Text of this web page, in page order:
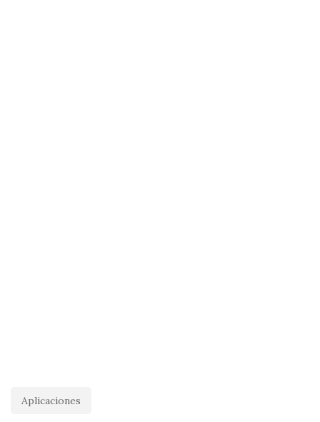
Aplicaciones